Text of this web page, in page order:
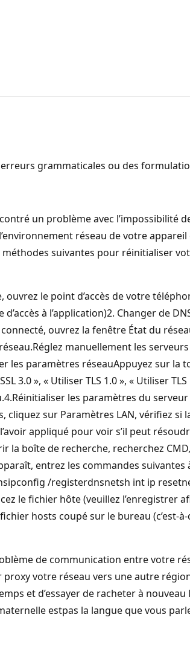
grammaticales ou des
un problème avec l’impossibilité
réseau de votre
suivantes pour réinitialiser
le point d’accès de votre
à l’application)2. Changer de
ouvrez la fenêtre État du
manuellement les serveurs
paramètres réseauAppuyez sur la
», « Utiliser TLS 1.0 », « Utiliser
les paramètres du
sur Paramètres LAN, vérifiez si
appliqué pour voir s’il peut
boîte de recherche, recherchez
entrez les commandes
/registerdnsnetsh int ip
le fichier hôte (veuillez l’enregistrer
hosts coupé sur le bureau (c’est-
de communication entre votre
votre réseau vers une autre
et d’essayer de racheter à nouveau
estpas la langue que vous